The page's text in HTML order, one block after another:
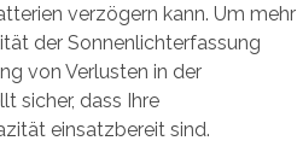
verzögern kann. Um mehr
der Sonnenlichterfassung
von Verlusten in der
sicher, dass Ihre
einsatzbereit sind.